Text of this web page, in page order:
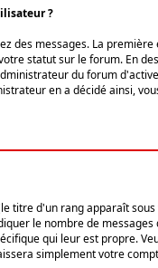
?
des messages. La
statut sur le forum. En
du forum
en a décidé ainsi,
titre d'un rang apparaît
le nombre de
qui leur est propre.
simplement votre